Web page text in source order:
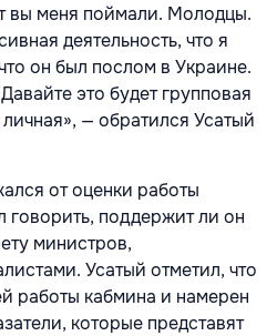
вы меня поймали. Молодцы.
деятельность, что я
он был послом в Украине.
это будет групповая
— обратился Усатый
от оценки работы
говорить, поддержит ли он
министров,
Усатый отметил, что
работы кабмина и намерен
которые представят